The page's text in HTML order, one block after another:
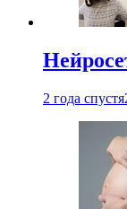
2 года спустя